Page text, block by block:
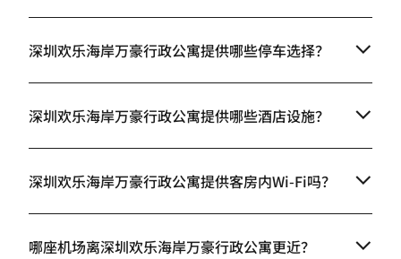
深圳欢乐海岸万豪行政公寓提供哪些停车选择？
深圳欢乐海岸万豪行政公寓提供哪些酒店设施？
深圳欢乐海岸万豪行政公寓提供客房内Wi-Fi吗？
哪座机场离深圳欢乐海岸万豪行政公寓更近？